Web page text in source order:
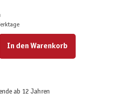
benutze die Schaltflächen um die Anzahl zu
In den Warenkorb
ab 12 Jahren